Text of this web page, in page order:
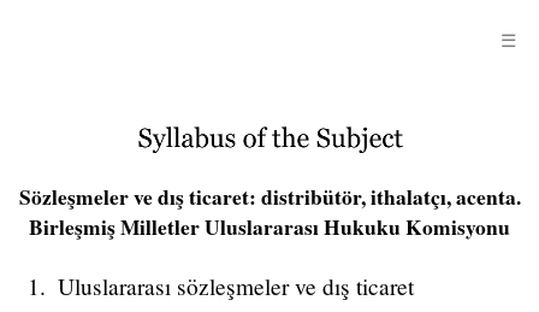
☰
Sözleşmeler ve dış ticaret: distribütör, ithalatçı, acenta.
Birleşmiş Milletler Uluslararası Hukuku Komisyonu
Uluslararası sözleşmeler ve dış ticaret